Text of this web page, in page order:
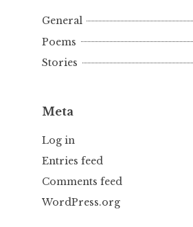
General
Poems
Stories
Meta
Log in
Entries feed
Comments feed
WordPress.org